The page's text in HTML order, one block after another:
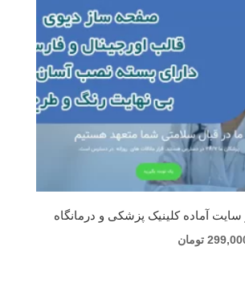
آماده کلینیک پزشکی و درمانگاه
تومانقیمت